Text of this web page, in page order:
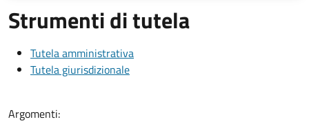
Strumenti di tutela
Tutela amministrativa
Tutela giurisdizionale
Argomenti: